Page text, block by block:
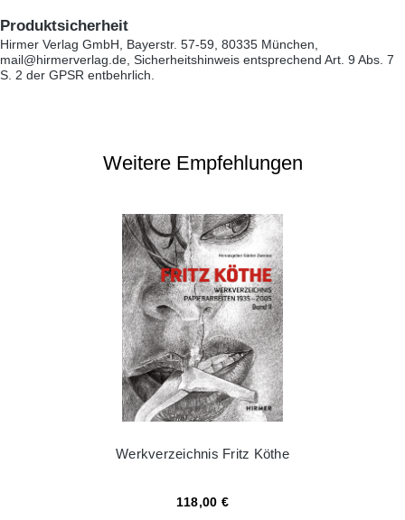
Produktsicherheit
Hirmer Verlag GmbH, Bayerstr. 57-59, 80335 München,
mail@hirmerverlag.de, Sicherheitshinweis entsprechend Art. 9 Abs. 7
S. 2 der GPSR entbehrlich.
Weitere Empfehlungen
Werkverzeichnis Fritz Köthe
118,00 €